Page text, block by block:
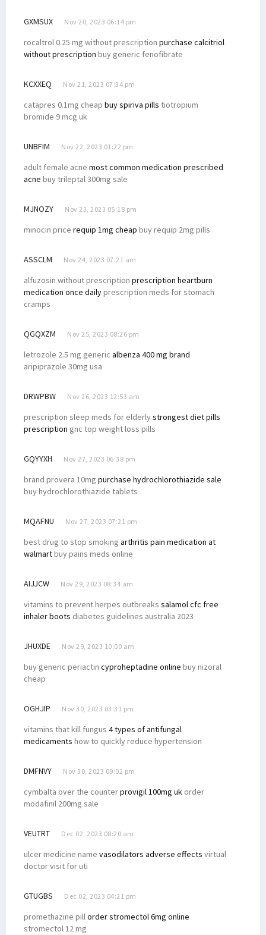
GXMSUX Nov 20, 2023 06:14 pm
rocaltrol 0.25 mg without prescription purchase calcitriol
without prescription buy generic fenofibrate
KCXXEQ Nov 21, 2023 07:34 pm
catapres 0.1mg cheap buy spiriva pills tiotropium
bromide 9 mcg uk
UNBFIM Nov 22, 2023 01:22 pm
adult female acne most common medication prescribed
acne buy trileptal 300mg sale
MJNOZY Nov 23, 2023 05:18 pm
minocin price requip 1mg cheap buy requip 2mg pills
ASSCLM Nov 24, 2023 07:21 am
alfuzosin without prescription prescription heartburn
medication once dailyprescription meds for stomach
cramps
QGQXZM Nov 25, 2023 08:26 pm
letrozole 2.5 mg generic albenza 400 mg brand
aripiprazole 30mg usa
DRWPBW Nov 26, 2023 12:53 am
prescription sleep meds for elderlystrongest diet pills
prescription gnc top weight loss pills
GQYYXH Nov 27, 2023 06:38 pm
brand provera 10mg purchase hydrochlorothiazide sale
buy hydrochlorothiazide tablets
MQAFNU Nov 27, 2023 07:21 pm
best drug to stop smoking arthritis pain medication at
walmartbuy pains meds online
AIJJCW Nov 29, 2023 08:34 am
vitamins to prevent herpes outbreaks salamol cfc free
inhaler boots diabetes guidelines australia 2023
JHUXDE Nov 29, 2023 10:00 am
buy generic periactin cyproheptadine online buy nizoral
cheap
OGHJIP Nov 30, 2023 03:31 pm
vitamins that kill fungus 4 types of antifungal
medicaments how to quickly reduce hypertension
DMFNVY Nov 30, 2023 09:02 pm
cymbalta over the counterprovigil 100mg uk order
modafinil 200mg sale
VEUTRT Dec 02, 2023 08:20 am
ulcer medicine name vasodilators adverse effects virtual
doctor visit for uti
GTUGBS Dec 02, 2023 04:21 pm
promethazine pillorder stromectol 6mg online
stromectol 12 mg